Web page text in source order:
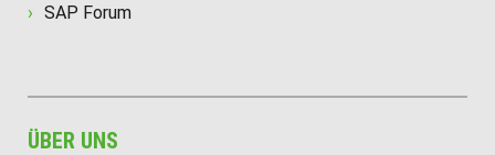
SAP Forum
ÜBER UNS